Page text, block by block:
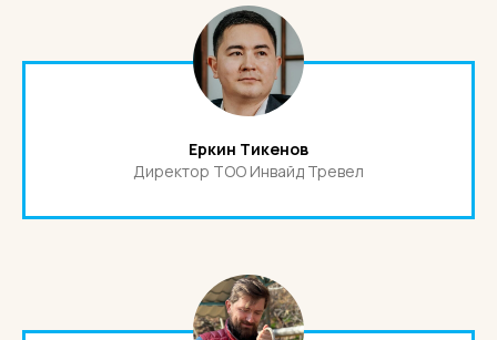
Еркин Тикенов
Директор ТОО Инвайд Тревел